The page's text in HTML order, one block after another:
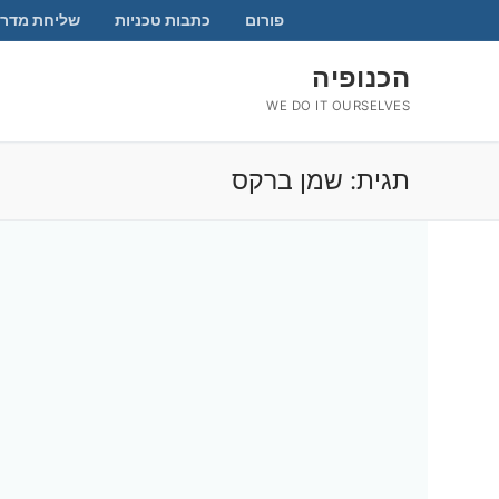
לתוכן
פורום כתבות טכניות שליחת
הכנופיה
WE DO IT OURSELVES
תגית: שמן ברקס